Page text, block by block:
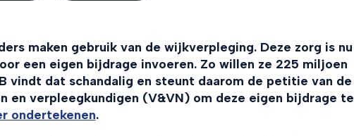
maken gebruik van de wijkverpleging. Deze zorg is nu
een eigen bijdrage invoeren. Zo willen ze 225 miljoen
vindt dat schandalig en steunt daarom de petitie van de
en verpleegkundigen (V&VN) om deze eigen bijdrage te
ondertekenen.